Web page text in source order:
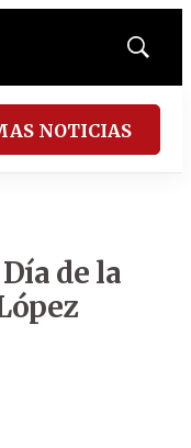
Mostrar
NOTICIAS
de la